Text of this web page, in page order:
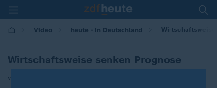
Video heute - in Deutschland
Wirtschaftsweise senken Prognose
von Arlette Geburtig